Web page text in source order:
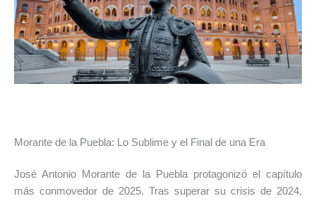
Morante de la Puebla: Lo Sublime y el Final de una Era
José Antonio Morante de la Puebla protagonizó el capítulo
más conmovedor de 2025. Tras superar su crisis de 2024,